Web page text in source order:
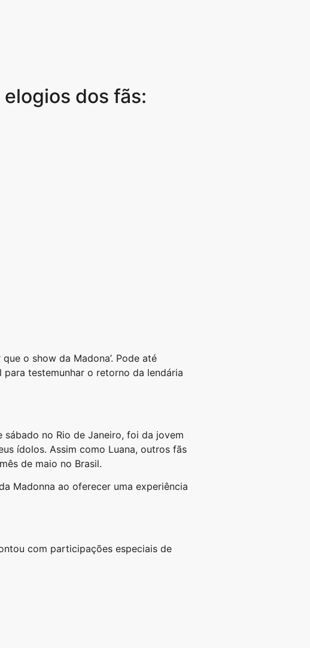
dos fãs:
o show da Madona’. Pode até
testemunhar o retorno da lendária
no Rio de Janeiro, foi da jovem
ídolos. Assim como Luana, outros fãs
de maio no Brasil.
Madonna ao oferecer uma experiência
com participações especiais de